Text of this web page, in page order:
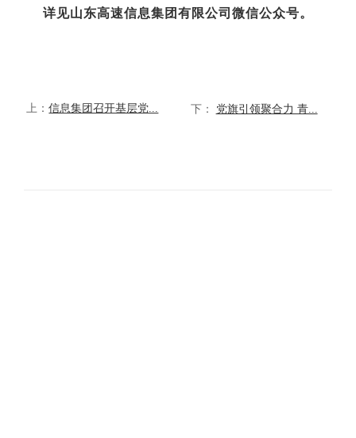
详见山东高速信息集团有限公司微信公众号。
上：信息集团召开基层党... 下： 党旗引领聚合力 青...